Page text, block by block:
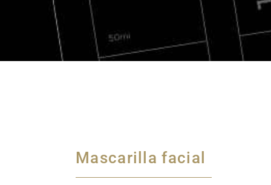
Mascarilla facial